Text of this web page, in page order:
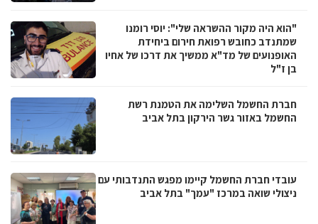
"הוא היה מקור ההשראה שלי": יוסי רומנו
שמתנדב כחובש רפואת חירום ביחידת
האופנועים של מד"א ממשיך את דרכו של אחיו
בן ז"ל
חברת החשמל השלימה את הטמנת רשת
החשמל באזור גשר הירקון בתל אביב
עובדי חברת החשמל קיימו מפגש התנדבותי עם
ניצולי שואה במרכז "עמך" בתל אביב